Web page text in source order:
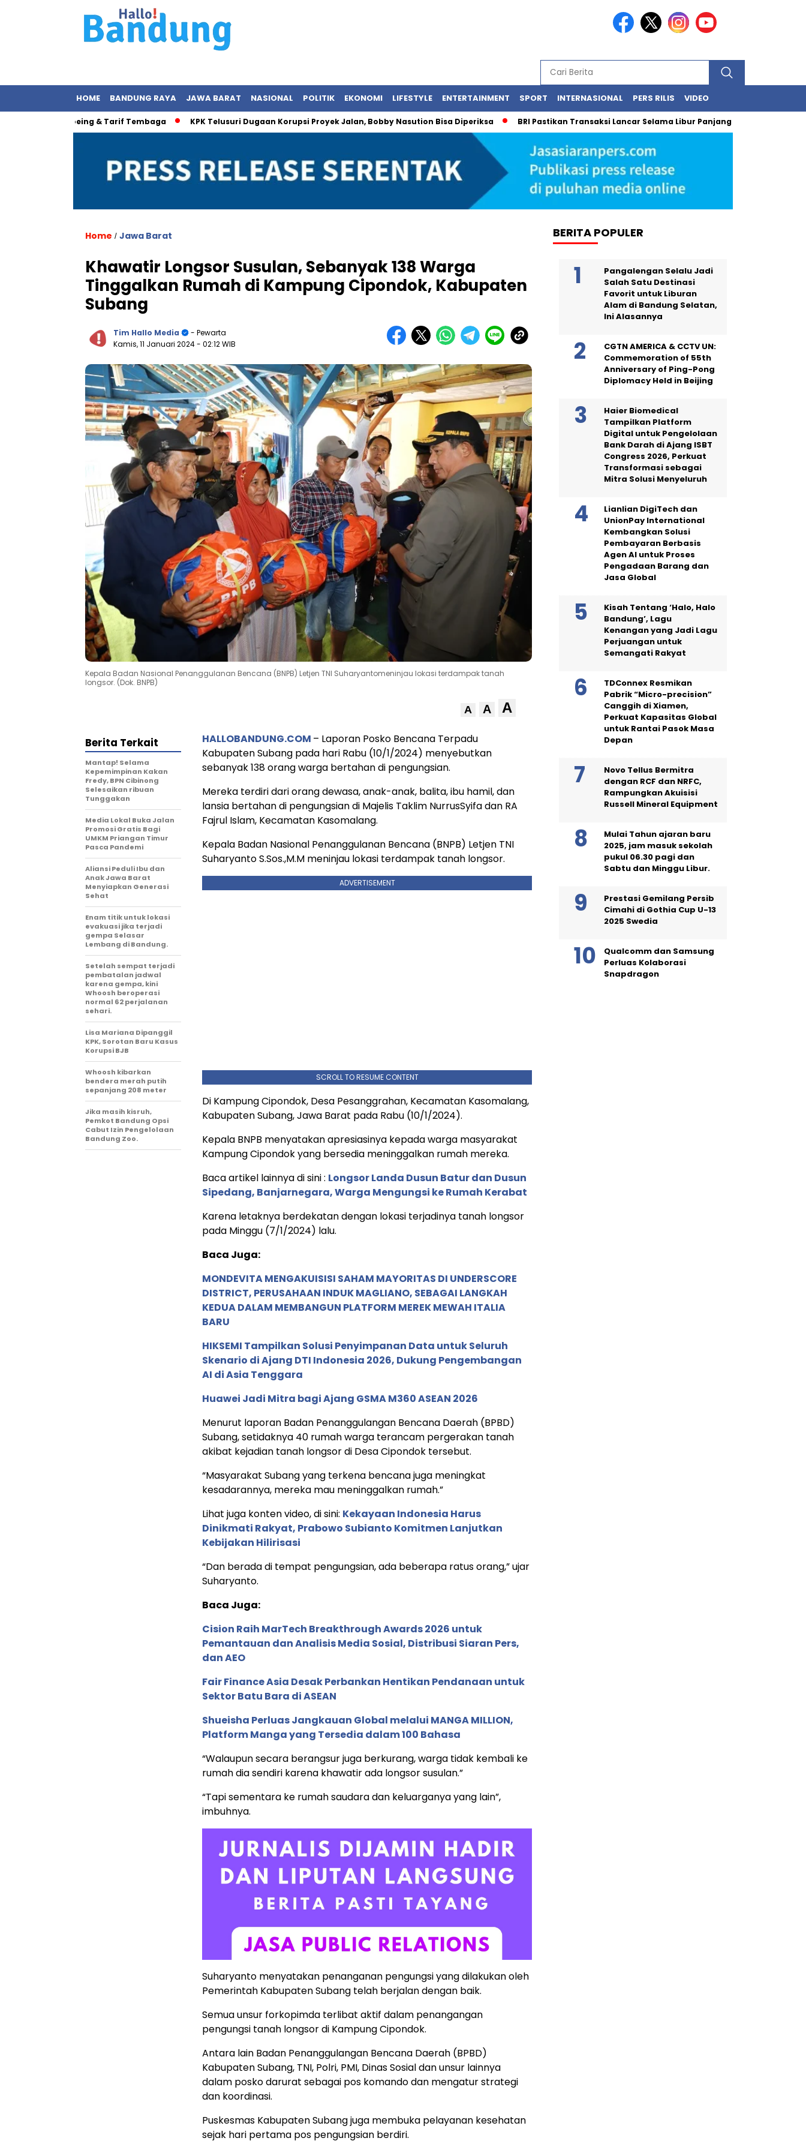
HOME BANDUNG RAYA JAWA BARAT NASIONAL POLITIK EKONOMI LIFESTYLE ENTERTAINMENT SPORT INTERNASIONAL PERS RILIS VIDEO
Boeing & Tarif Tembaga KPK Telusuri Dugaan Korupsi Proyek Jalan, Bobby Nasution Bisa Diperiksa BRI Pastikan Transaksi Lancar Selama Libur Panjang Lewat BRImo dan
Home / Jawa Barat
Khawatir Longsor Susulan, Sebanyak 138 Warga
Tinggalkan Rumah di Kampung Cipondok, Kabupaten
Subang
Tim Hallo Media
- Pewarta
Kamis, 11 Januari 2024- 02:12 WIB
Kepala Badan Nasional Penanggulanan Bencana (BNPB) Letjen TNI Suharyantomeninjau lokasi terdampak tanah
longsor. (Dok. BNPB)
A A A
HALLOBANDUNG.COM – Laporan Posko Bencana Terpadu
Kabupaten Subang pada hari Rabu (10/1/2024) menyebutkan
sebanyak 138 orang warga bertahan di pengungsian.
Mereka terdiri dari orang dewasa, anak-anak, balita, ibu hamil, dan
lansia bertahan di pengungsian di Majelis Taklim NurrusSyifa dan RA
Fajrul Islam, Kecamatan Kasomalang.
Kepala Badan Nasional Penanggulanan Bencana (BNPB) Letjen TNI
Suharyanto S.Sos.,M.M meninjau lokasi terdampak tanah longsor.
ADVERTISEMENT
SCROLL TO RESUME CONTENT
Di Kampung Cipondok, Desa Pesanggrahan, Kecamatan Kasomalang,
Kabupaten Subang, Jawa Barat pada Rabu (10/1/2024).
Kepala BNPB menyatakan apresiasinya kepada warga masyarakat
Kampung Cipondok yang bersedia meninggalkan rumah mereka.
Baca artikel lainnya di sini : Longsor Landa Dusun Batur dan Dusun
Sipedang, Banjarnegara, Warga Mengungsi ke Rumah Kerabat
Karena letaknya berdekatan dengan lokasi terjadinya tanah longsor
pada Minggu (7/1/2024) lalu.
Baca Juga:
MONDEVITA MENGAKUISISI SAHAM MAYORITAS DI UNDERSCORE
DISTRICT, PERUSAHAAN INDUK MAGLIANO, SEBAGAI LANGKAH
KEDUA DALAM MEMBANGUN PLATFORM MEREK MEWAH ITALIA
BARU
HIKSEMI Tampilkan Solusi Penyimpanan Data untuk Seluruh
Skenario di Ajang DTI Indonesia 2026, Dukung Pengembangan
AI di Asia Tenggara
Huawei Jadi Mitra bagi Ajang GSMA M360 ASEAN 2026
Menurut laporan Badan Penanggulangan Bencana Daerah (BPBD)
Subang, setidaknya 40 rumah warga terancam pergerakan tanah
akibat kejadian tanah longsor di Desa Cipondok tersebut.
“Masyarakat Subang yang terkena bencana juga meningkat
kesadarannya, mereka mau meninggalkan rumah.”
Lihat juga konten video, di sini: Kekayaan Indonesia Harus
Dinikmati Rakyat, Prabowo Subianto Komitmen Lanjutkan
Kebijakan Hilirisasi
“Dan berada di tempat pengungsian, ada beberapa ratus orang,” ujar
Suharyanto.
Baca Juga:
Cision Raih MarTech Breakthrough Awards 2026 untuk
Pemantauan dan Analisis Media Sosial, Distribusi Siaran Pers,
dan AEO
Fair Finance Asia Desak Perbankan Hentikan Pendanaan untuk
Sektor Batu Bara di ASEAN
Shueisha Perluas Jangkauan Global melalui MANGA MILLION,
Platform Manga yang Tersedia dalam 100 Bahasa
“Walaupun secara berangsur juga berkurang, warga tidak kembali ke
rumah dia sendiri karena khawatir ada longsor susulan.”
“Tapi sementara ke rumah saudara dan keluarganya yang lain”,
imbuhnya.
Suharyanto menyatakan penanganan pengungsi yang dilakukan oleh
Pemerintah Kabupaten Subang telah berjalan dengan baik.
Semua unsur forkopimda terlibat aktif dalam penangangan
pengungsi tanah longsor di Kampung Cipondok.
Antara lain Badan Penanggulangan Bencana Daerah (BPBD)
Kabupaten Subang, TNI, Polri, PMI, Dinas Sosial dan unsur lainnya
dalam posko darurat sebagai pos komando dan mengatur strategi
dan koordinasi.
Puskesmas Kabupaten Subang juga membuka pelayanan kesehatan
sejak hari pertama pos pengungsian berdiri.
Berita Terkait
Mantap! Selama
Kepemimpinan Kakan
Fredy, BPN Cibinong
Selesaikan ribuan
Tunggakan
Media Lokal Buka Jalan
Promosi Gratis Bagi
UMKM Priangan Timur
Pasca Pandemi
Aliansi Peduli Ibu dan
Anak Jawa Barat
Menyiapkan Generasi
Sehat
Enam titik untuk lokasi
evakuasi jika terjadi
gempa Selasar
Lembang di Bandung.
Setelah sempat terjadi
pembatalan jadwal
karena gempa, kini
Whoosh beroperasi
normal 62 perjalanan
sehari.
Lisa Mariana Dipanggil
KPK, Sorotan Baru Kasus
Korupsi BJB
Whoosh kibarkan
bendera merah putih
sepanjang 208 meter
Jika masih kisruh,
Pemkot Bandung Opsi
Cabut Izin Pengelolaan
Bandung Zoo.
BERITA POPULER
Pangalengan Selalu Jadi
Salah Satu Destinasi
Favorit untuk Liburan
Alam di Bandung Selatan,
Ini Alasannya
CGTN AMERICA & CCTV UN:
Commemoration of 55th
Anniversary of Ping-Pong
Diplomacy Held in Beijing
Haier Biomedical
Tampilkan Platform
Digital untuk Pengelolaan
Bank Darah di Ajang ISBT
Congress 2026, Perkuat
Transformasi sebagai
Mitra Solusi Menyeluruh
Lianlian DigiTech dan
UnionPay International
Kembangkan Solusi
Pembayaran Berbasis
Agen AI untuk Proses
Pengadaan Barang dan
Jasa Global
Kisah Tentang ‘Halo, Halo
Bandung’, Lagu
Kenangan yang Jadi Lagu
Perjuangan untuk
Semangati Rakyat
TDConnex Resmikan
Pabrik “Micro-precision”
Canggih di Xiamen,
Perkuat Kapasitas Global
untuk Rantai Pasok Masa
Depan
Novo Tellus Bermitra
dengan RCF dan NRFC,
Rampungkan Akuisisi
Russell Mineral Equipment
Mulai Tahun ajaran baru
2025, jam masuk sekolah
pukul 06.30 pagi dan
Sabtu dan Minggu Libur.
Prestasi Gemilang Persib
Cimahi di Gothia Cup U-13
2025 Swedia
Qualcomm dan Samsung
Perluas Kolaborasi
Snapdragon